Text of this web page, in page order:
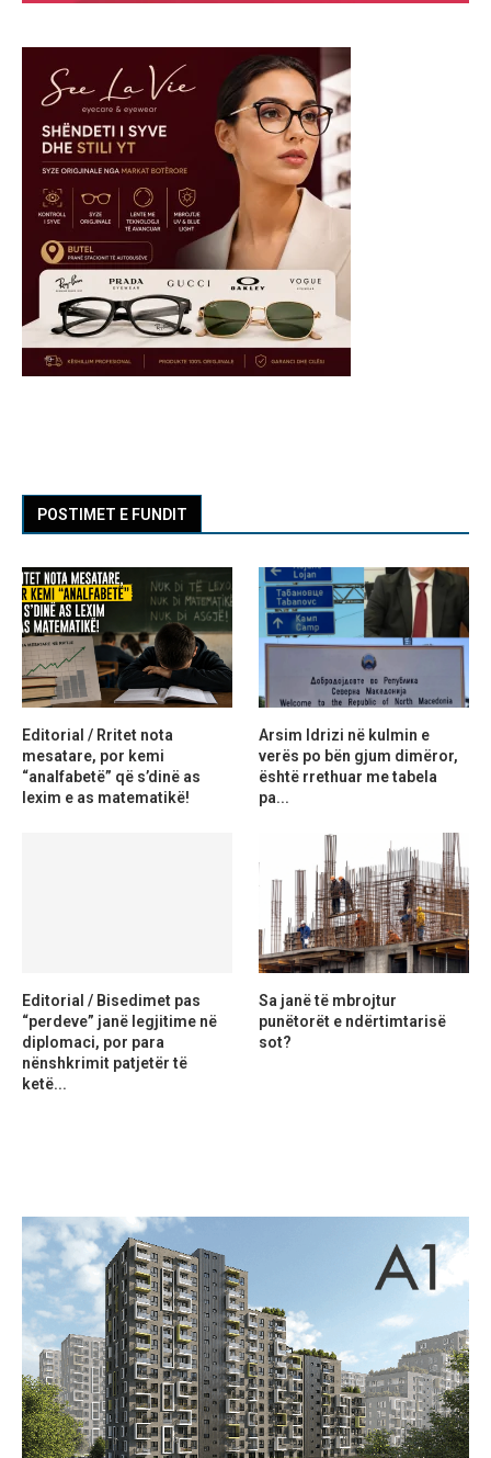
POSTIMET E FUNDIT
Editorial / Rritet nota
mesatare, por kemi
“analfabetë” që s’dinë as
lexim e as matematikë!
Arsim Idrizi në kulmin e
verës po bën gjum dimëror,
është rrethuar me tabela
pa...
Editorial / Bisedimet pas
“perdeve” janë legjitime në
diplomaci, por para
nënshkrimit patjetër të
ketë...
Sa janë të mbrojtur
punëtorët e ndërtimtarisë
sot?